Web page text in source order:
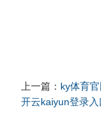
上一篇： ky体育
开云kaiyun登录